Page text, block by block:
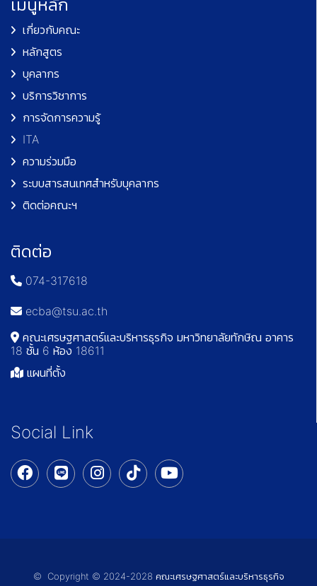
เมนูหลัก
เกี่ยวกับคณะ
หลักสูตร
บุคลากร
บริการวิชาการ
การจัดการความรู้
ITA
ความร่วมมือ
ระบบสารสนเทศสำหรับบุคลากร
ติดต่อคณะฯ
ติดต่อ
074-317618
ecba@tsu.ac.th
คณะเศรษฐศาสตร์และบริหารธุรกิจ มหาวิทยาลัยทักษิณ อาคาร
18 ชั้น 6 ห้อง 18611
แผนที่ตั้ง
Social Link
© Copyright © 2024-2028 คณะเศรษฐศาสตร์และบริหารธุรกิจ